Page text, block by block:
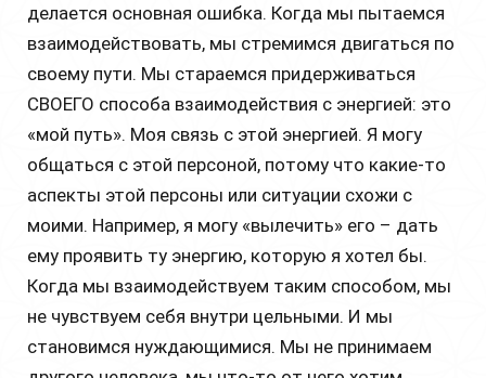
делается основная ошибка. Когда мы пытаемся
взаимодействовать, мы стремимся двигаться по
своему пути. Мы стараемся придерживаться
СВОЕГО способа взаимодействия с энергией: это
«мой путь». Моя связь с этой энергией. Я могу
общаться с этой персоной, потому что какие-то
аспекты этой персоны или ситуации схожи с
моими. Например, я могу «вылечить» его – дать
ему проявить ту энергию, которую я хотел бы.
Когда мы взаимодействуем таким способом, мы
не чувствуем себя внутри цельными. И мы
становимся нуждающимися. Мы не принимаем